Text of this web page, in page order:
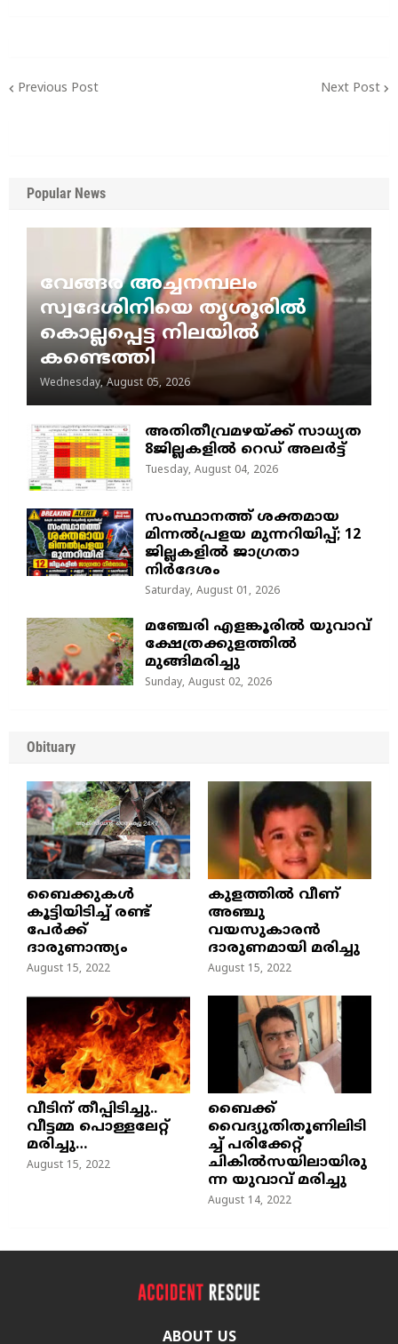
Previous Post Next Post
Popular News
വേങ്ങര അച്ചനമ്പലം
സ്വദേശിനിയെ തൃശൂരിൽ
കൊല്ലപ്പെട്ട നിലയിൽ
കണ്ടെത്തി
Wednesday, August 05, 2026
അതിതീവ്രമഴയ്ക്ക് സാധ്യത
8ജില്ലകളിൽ റെഡ് അലർട്ട്
Tuesday, August 04, 2026
സംസ്ഥാനത്ത് ശക്തമായ
മിന്നൽപ്രളയ മുന്നറിയിപ്പ്; 12
ജില്ലകളിൽ ജാഗ്രതാ
നിർദേശം
Saturday, August 01, 2026
മഞ്ചേരി എളങ്കൂരിൽ യുവാവ്
ക്ഷേത്രക്കുളത്തിൽ
മുങ്ങിമരിച്ചു
Sunday, August 02, 2026
Obituary
ബൈക്കുകൾ
കൂട്ടിയിടിച്ച് രണ്ട്
പേർക്ക്
ദാരുണാന്ത്യം
August 15, 2022
കുളത്തില്‍ വീണ്
അഞ്ചു
വയസുകാരന്‍
ദാരുണമായി മരിച്ചു
August 15, 2022
വീടിന് തീപ്പിടിച്ചു..
വീട്ടമ്മ പൊള്ളലേറ്റ്
മരിച്ചു…
August 15, 2022
ബൈക്ക്
വൈദ്യുതിതൂണിലിടി
ച്ച്‌ പരിക്കേറ്റ്
ചികില്‍സയിലായിരു
ന്ന യുവാവ് മരിച്ചു
August 14, 2022
ABOUT US